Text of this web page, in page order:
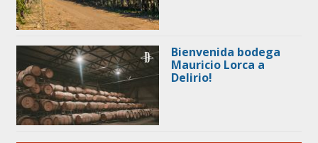
Bienvenida bodega
Mauricio Lorca a
Delirio!